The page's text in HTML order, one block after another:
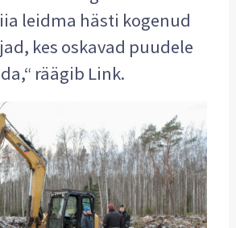
leidma hästi kogenud
kes oskavad puudele
räägib Link.